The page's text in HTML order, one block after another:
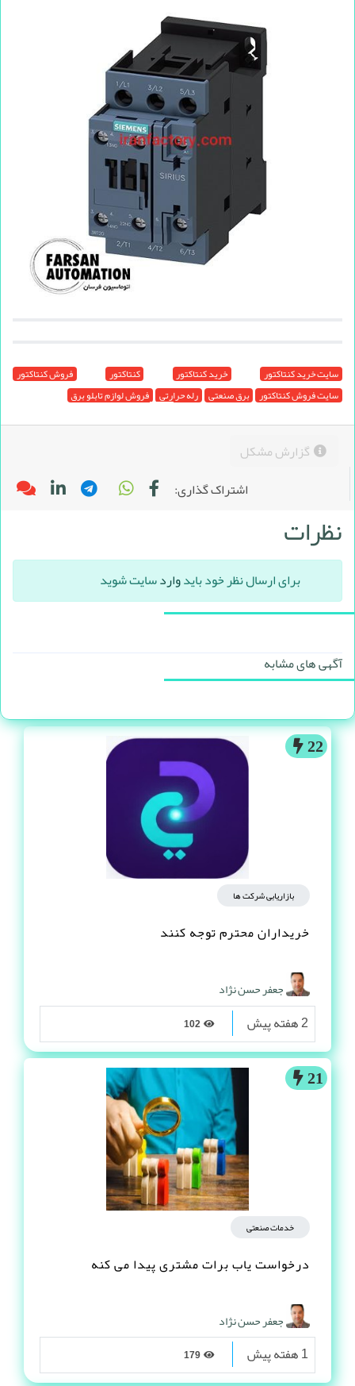
22
بازاریابی شرکت ها
خریداران محترم توجه کنند
جعفر حسن نژاد
2 هفته پیش
21
خدمات صنعتی
درخواست یاب برات مشتری پیدا می کنه
جعفر حسن نژاد
1 هفته پیش
سایت خرید کنتاکتور خرید کنتاکتور کنتاکتور
فروش کنتاکتور
سایت فروش کنتاکتور برق صنعتی رله حرارتی فروش لوازم تابلو برق
گزارش مشکل
اشتراک گذاری:
نظرات
برای ارسال نظر خود بایدواردسایت شوید
آگهی های مشابه